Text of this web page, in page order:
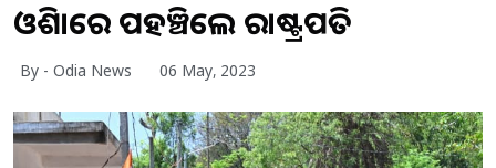
ଓଡ଼ିଶାରେ ପହଞ୍ଚିଲେ ରାଷ୍ଟ୍ରପତି
By - Odia News 06 May, 2023